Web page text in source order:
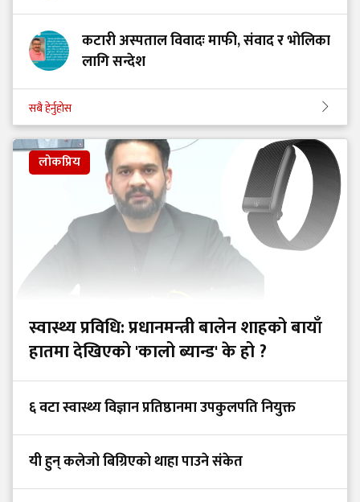
कटारी अस्पताल विवादः माफी, संवाद र भोलिका
लागि सन्देश
सबै हेर्नुहोस
लोकप्रिय
स्वास्थ्य प्रविधि: प्रधानमन्त्री बालेन शाहको बायाँ
हातमा देखिएको 'कालो ब्यान्ड' के हो ?
६ वटा स्वास्थ्य विज्ञान प्रतिष्ठानमा उपकुलपति नियुक्त
यी हुन् कलेजो बिग्रिएको थाहा पाउने संकेत